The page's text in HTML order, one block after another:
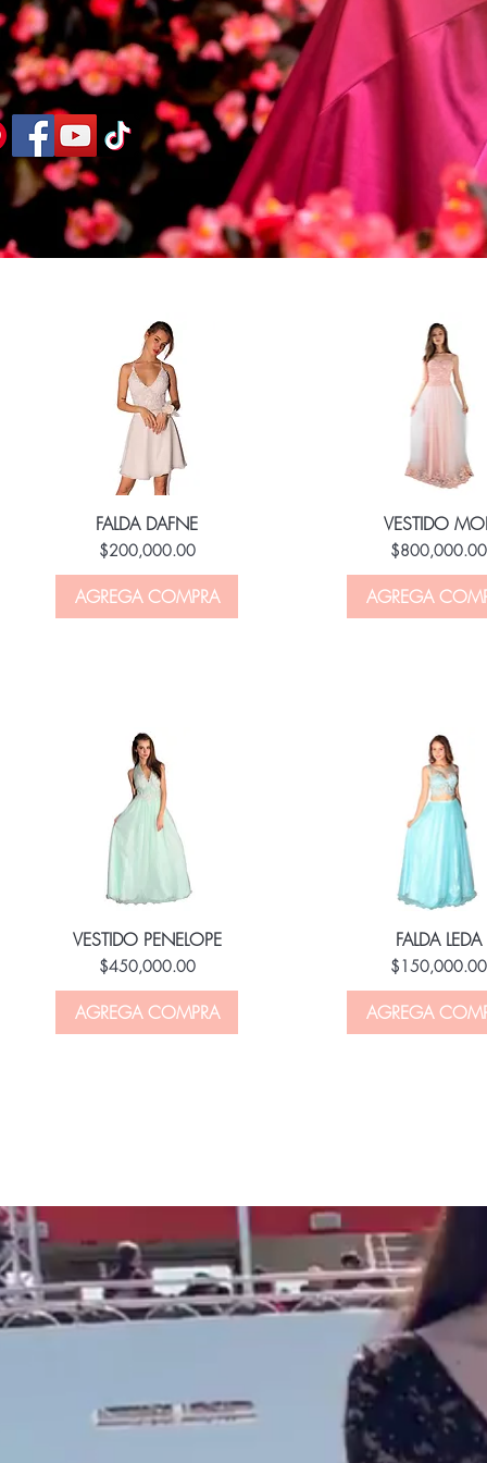
FALDA DAFNE
Price
$200,000.00
AGREGA COMPRA
VESTIDO
Price
$800,000.00
AGREGA
VESTIDO PENELOPE
Price
$450,000.00
AGREGA COMPRA
FALDA LEDA
Price
$150,000.00
AGREGA